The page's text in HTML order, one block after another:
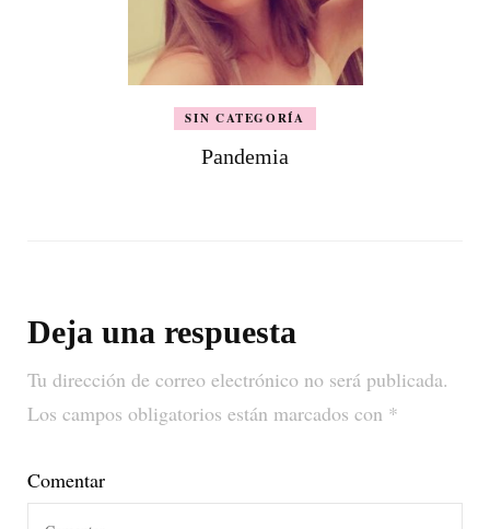
SIN CATEGORÍA
Pandemia
Deja una respuesta
Tu dirección de correo electrónico no será publicada.
Los campos obligatorios están marcados con *
Comentar